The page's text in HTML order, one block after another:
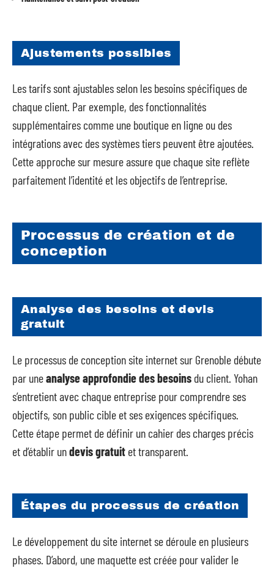
Ajustements possibles
Les tarifs sont ajustables selon les besoins spécifiques de
chaque client. Par exemple, des fonctionnalités
supplémentaires comme une boutique en ligne ou des
intégrations avec des systèmes tiers peuvent être ajoutées.
Cette approche sur mesure assure que chaque site reflète
parfaitement l’identité et les objectifs de l’entreprise.
Processus de création et de
conception
Analyse des besoins et devis
gratuit
Le processus de conception site internet sur Grenoble débute
par uneanalyse approfondie des besoins du client. Yohan
s’entretient avec chaque entreprise pour comprendre ses
objectifs, son public cible et ses exigences spécifiques.
Cette étape permet de définir un cahier des charges précis
et d’établir undevis gratuit et transparent.
Étapes du processus de création
Le développement du site internet se déroule en plusieurs
phases. D’abord, une maquette est créée pour valider le